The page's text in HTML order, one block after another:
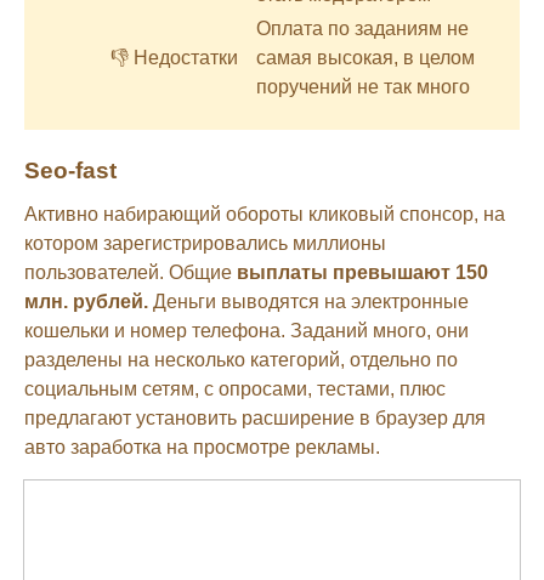
👎 Недостатки
Оплата по заданиям не
самая высокая, в целом
поручений не так много
Seo-fast
Активно набирающий обороты кликовый спонсор, на
котором зарегистрировались миллионы
пользователей. Общие выплаты превышают 150
млн. рублей. Деньги выводятся на электронные
кошельки и номер телефона. Заданий много, они
разделены на несколько категорий, отдельно по
социальным сетям, с опросами, тестами, плюс
предлагают установить расширение в браузер для
авто заработка на просмотре рекламы.